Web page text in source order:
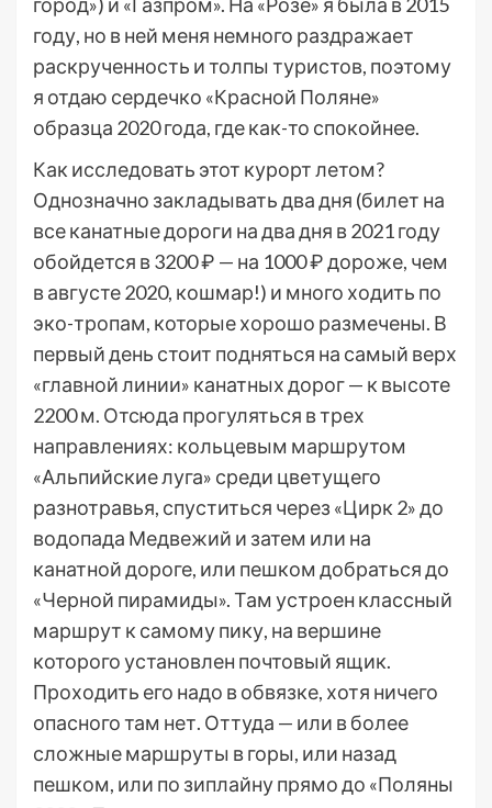
город») и «Газпром». На «Розе» я была в 2015
году, но в ней меня немного раздражает
раскрученность и толпы туристов, поэтому
я отдаю сердечко «Красной Поляне»
образца 2020 года, где как-то спокойнее.
Как исследовать этот курорт летом?
Однозначно закладывать два дня (билет на
все канатные дороги на два дня в 2021 году
обойдется в 3200 ₽ — на 1000 ₽ дороже, чем
в августе 2020, кошмар!) и много ходить по
эко-тропам, которые хорошо размечены. В
первый день стоит подняться на самый верх
«главной линии» канатных дорог — к высоте
2200 м. Отсюда прогуляться в трех
направлениях: кольцевым маршрутом
«Альпийские луга» среди цветущего
разнотравья, спуститься через «Цирк 2» до
водопада Медвежий и затем или на
канатной дороге, или пешком добраться до
«Черной пирамиды». Там устроен классный
маршрут к самому пику, на вершине
которого установлен почтовый ящик.
Проходить его надо в обвязке, хотя ничего
опасного там нет. Оттуда — или в более
сложные маршруты в горы, или назад
пешком, или по зиплайну прямо до «Поляны